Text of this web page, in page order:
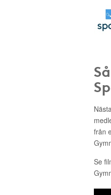
från
Se